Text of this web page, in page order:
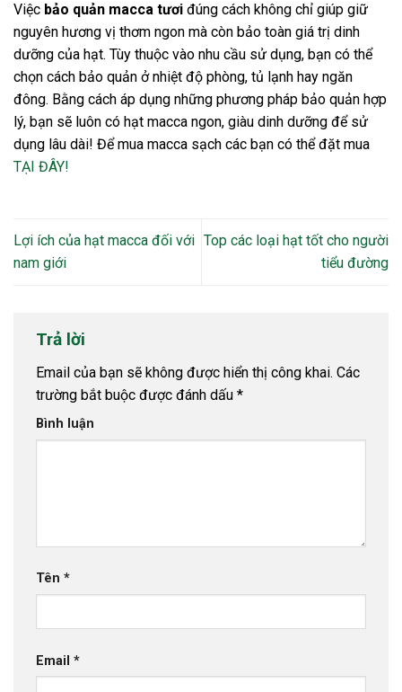
Việc bảo quản macca tươi đúng cách không chỉ giúp giữ
nguyên hương vị thơm ngon mà còn bảo toàn giá trị dinh
dưỡng của hạt. Tùy thuộc vào nhu cầu sử dụng, bạn có thể
chọn cách bảo quản ở nhiệt độ phòng, tủ lạnh hay ngăn
đông. Bằng cách áp dụng những phương pháp bảo quản hợp
lý, bạn sẽ luôn có hạt macca ngon, giàu dinh dưỡng để sử
dụng lâu dài! Để mua macca sạch các bạn có thể đặt mua
TẠI ĐÂY!
Lợi ích của hạt macca đối với
nam giới
Top các loại hạt tốt cho người
tiểu đường
Trả lời
Email của bạn sẽ không được hiển thị công khai. Các
trường bắt buộc được đánh dấu *
Bình luận
Tên *
Email *